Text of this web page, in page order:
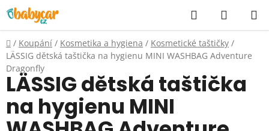
Přejít
na
obsah
Hledat
KOŠÍK
Domů
/ Koupání / Kosmetika a hygiena / Kosmetické taštičky /
LÄSSIG dětská taštička na hygienu MINI WASHBAG Adventure
Dragonfly
LÄSSIG dětská taštička
na hygienu MINI